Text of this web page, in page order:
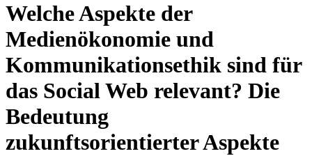
Welche Aspekte der
Medienökonomie und
Kommunikationsethik sind für
das Social Web relevant? Die
Bedeutung
zukunftsorientierter Aspekte